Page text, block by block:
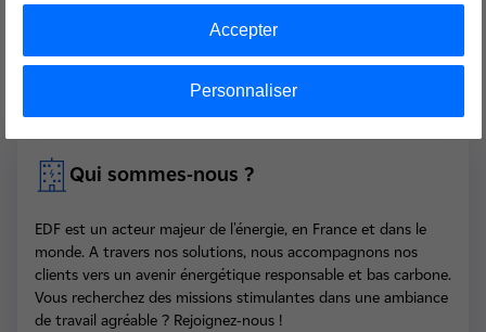
poste proposé est donc ouvert à toutes et à tous
Qui sommes-nous ?
EDF est un acteur majeur de l'énergie, en France et dans le
monde. A travers nos solutions, nous accompagnons nos
clients vers un avenir énergétique responsable et bas carbone.
Vous recherchez des missions stimulantes dans une ambiance
de travail agréable ? Rejoignez-nous !
Personnaliser
Accepter